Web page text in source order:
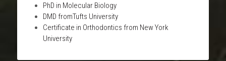
PhD in Molecular Biology
DMD fromTufts University
Certificate in Orthodontics from New York
University